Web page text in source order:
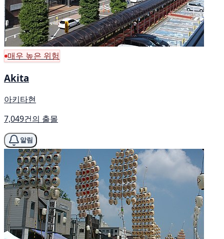
매우 높은 위험
Akita
아키타현
7,049건의 출몰
알림